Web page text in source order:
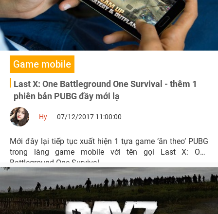
Game mobile
Last X: One Battleground One Survival - thêm 1
phiên bản PUBG đầy mới lạ
Hy 07/12/2017 11:00:00
Mới đây lại tiếp tục xuất hiện 1 tựa game ‘ăn theo’ PUBG
trong làng game mobile với tên gọi Last X: One
Battleground One Survival.